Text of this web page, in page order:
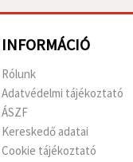
INFORMÁCIÓ
Rólunk
Adatvédelmi tájékoztató
ÁSZF
Kereskedő adatai
Cookie tájékoztató